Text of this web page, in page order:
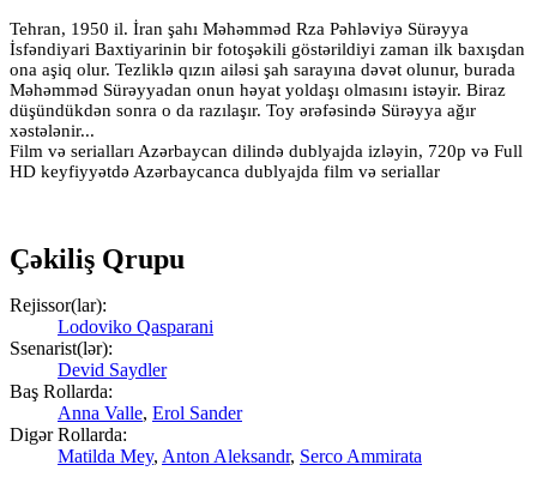
Tehran, 1950 il. İran şahı Məhəmməd Rza Pəhləviyə Sürəyya
İsfəndiyari Baxtiyarinin bir fotoşəkili göstərildiyi zaman ilk baxışdan
ona aşiq olur. Tezliklə qızın ailəsi şah sarayına dəvət olunur, burada
Məhəmməd Sürəyyadan onun həyat yoldaşı olmasını istəyir. Biraz
düşündükdən sonra o da razılaşır. Toy ərəfəsində Sürəyya ağır
xəstələnir...
Film və serialları Azərbaycan dilində dublyajda izləyin, 720p və Full
HD keyfiyyətdə Azərbaycanca dublyajda film və seriallar
Çəkiliş Qrupu
Rejissor(lar):
Lodoviko Qasparani
Ssenarist(lər):
Devid Saydler
Baş Rollarda:
Anna Valle, Erol Sander
Digər Rollarda:
Matilda Mey, Anton Aleksandr, Serco Ammirata